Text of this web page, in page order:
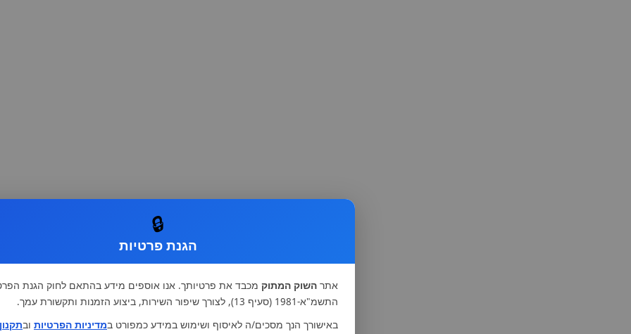
🔒
הגנת פרטיות
אתר השוק המתוק מכבד את פרטיותך. אנו אוספים מידע בהתאם לחוק הגנת
התשמ"א-1981 (סעיף 13), לצורך שיפור השירות, ביצוע הזמנות ותקשורת עמך.
באישורך הנך מסכים/ה לאיסוף ושימוש במידע כמפורט במדיניות הפרטיות ובתקנון